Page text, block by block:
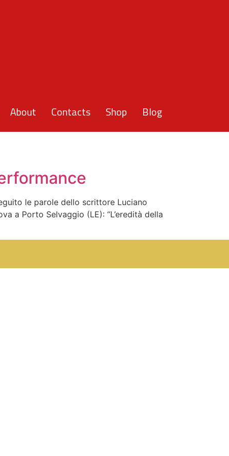
About Contacts Shop Blog
le parole dello scrittore Luciano
a Porto Selvaggio (LE): “L’eredità della